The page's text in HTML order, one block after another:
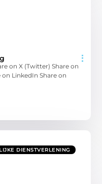
on X (Twitter) Share on
LinkedIn Share on
DIENSTVERLENING